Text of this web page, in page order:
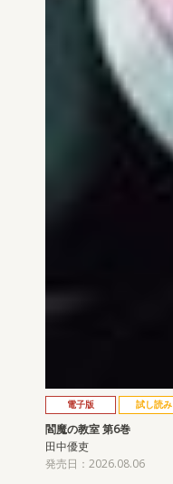
電子版 試し読み
閻魔の教室 第6巻
田中優吏
発売日：2026.08.06